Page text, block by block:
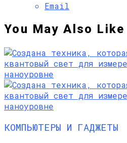
Email
You May Also Like
КОМПЬЮТЕРЫ И ГАДЖЕТЫ